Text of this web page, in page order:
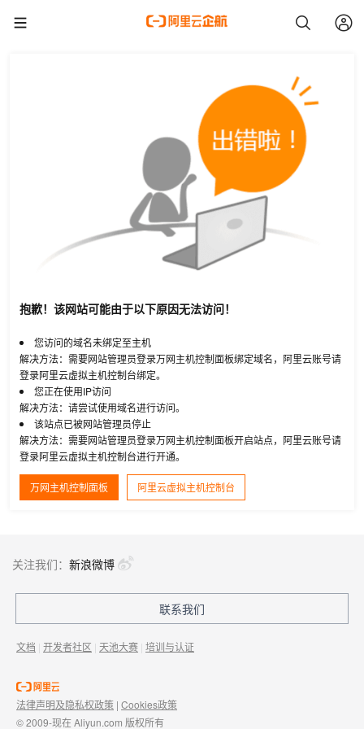
抱歉！该网站可能由于以下原因无法访问！
您访问的域名未绑定至主机
解决方法：需要网站管理员登录万网主机控制面板绑定域名，阿里云账号请
登录阿里云虚拟主机控制台绑定。
您正在使用IP访问
解决方法：请尝试使用域名进行访问。
该站点已被网站管理员停止
解决方法：需要网站管理员登录万网主机控制面板开启站点，阿里云账号请
登录阿里云虚拟主机控制台进行开通。
万网主机控制面板 阿里云虚拟主机控制台